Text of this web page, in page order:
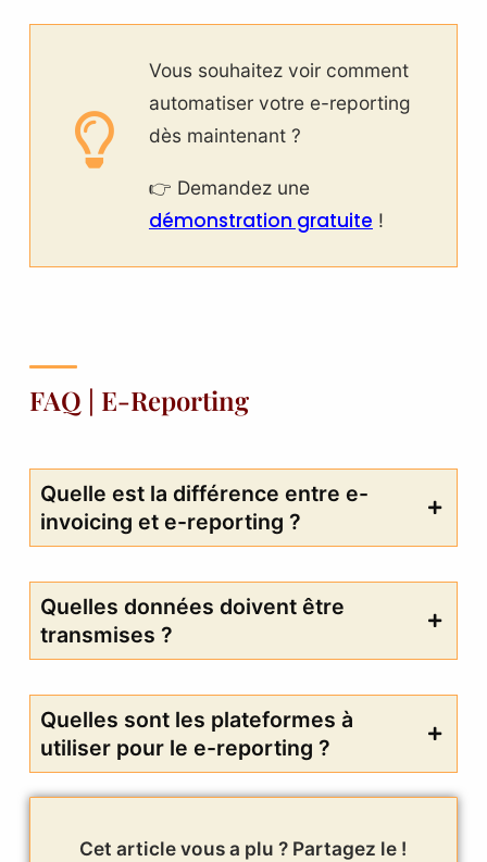
Vous souhaitez voir comment
automatiser votre e-reporting
dès maintenant ?
👉 Demandez une
démonstration gratuite !
FAQ | E-Reporting
Quelle est la différence entre e-
invoicing et e-reporting ?
Quelles données doivent être
transmises ?
Quelles sont les plateformes à
utiliser pour le e-reporting ?
Cet article vous a plu ? Partagez le !